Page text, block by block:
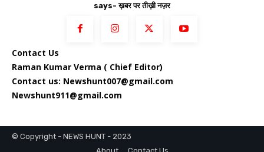
says- ख़बर पर तीख़ी नज़र
Contact Us
Raman Kumar Verma ( Chief Editor)
Contact us: Newshunt007@gmail.com
Newshunt911@gmail.com
© Copyright - NEWS HUNT - 2023